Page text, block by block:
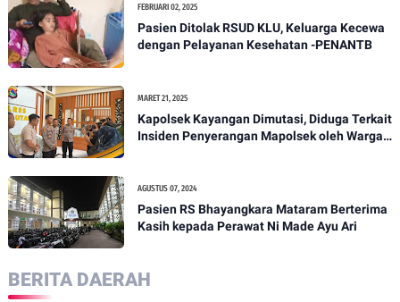
FEBRUARI 02, 2025
Pasien Ditolak RSUD KLU, Keluarga Kecewa
dengan Pelayanan Kesehatan -PENANTB
MARET 21, 2025
Kapolsek Kayangan Dimutasi, Diduga Terkait
Insiden Penyerangan Mapolsek oleh Warga -
AGUSTUS 07, 2024
Pasien RS Bhayangkara Mataram Berterima
Kasih kepada Perawat Ni Made Ayu Ari
BERITA DAERAH